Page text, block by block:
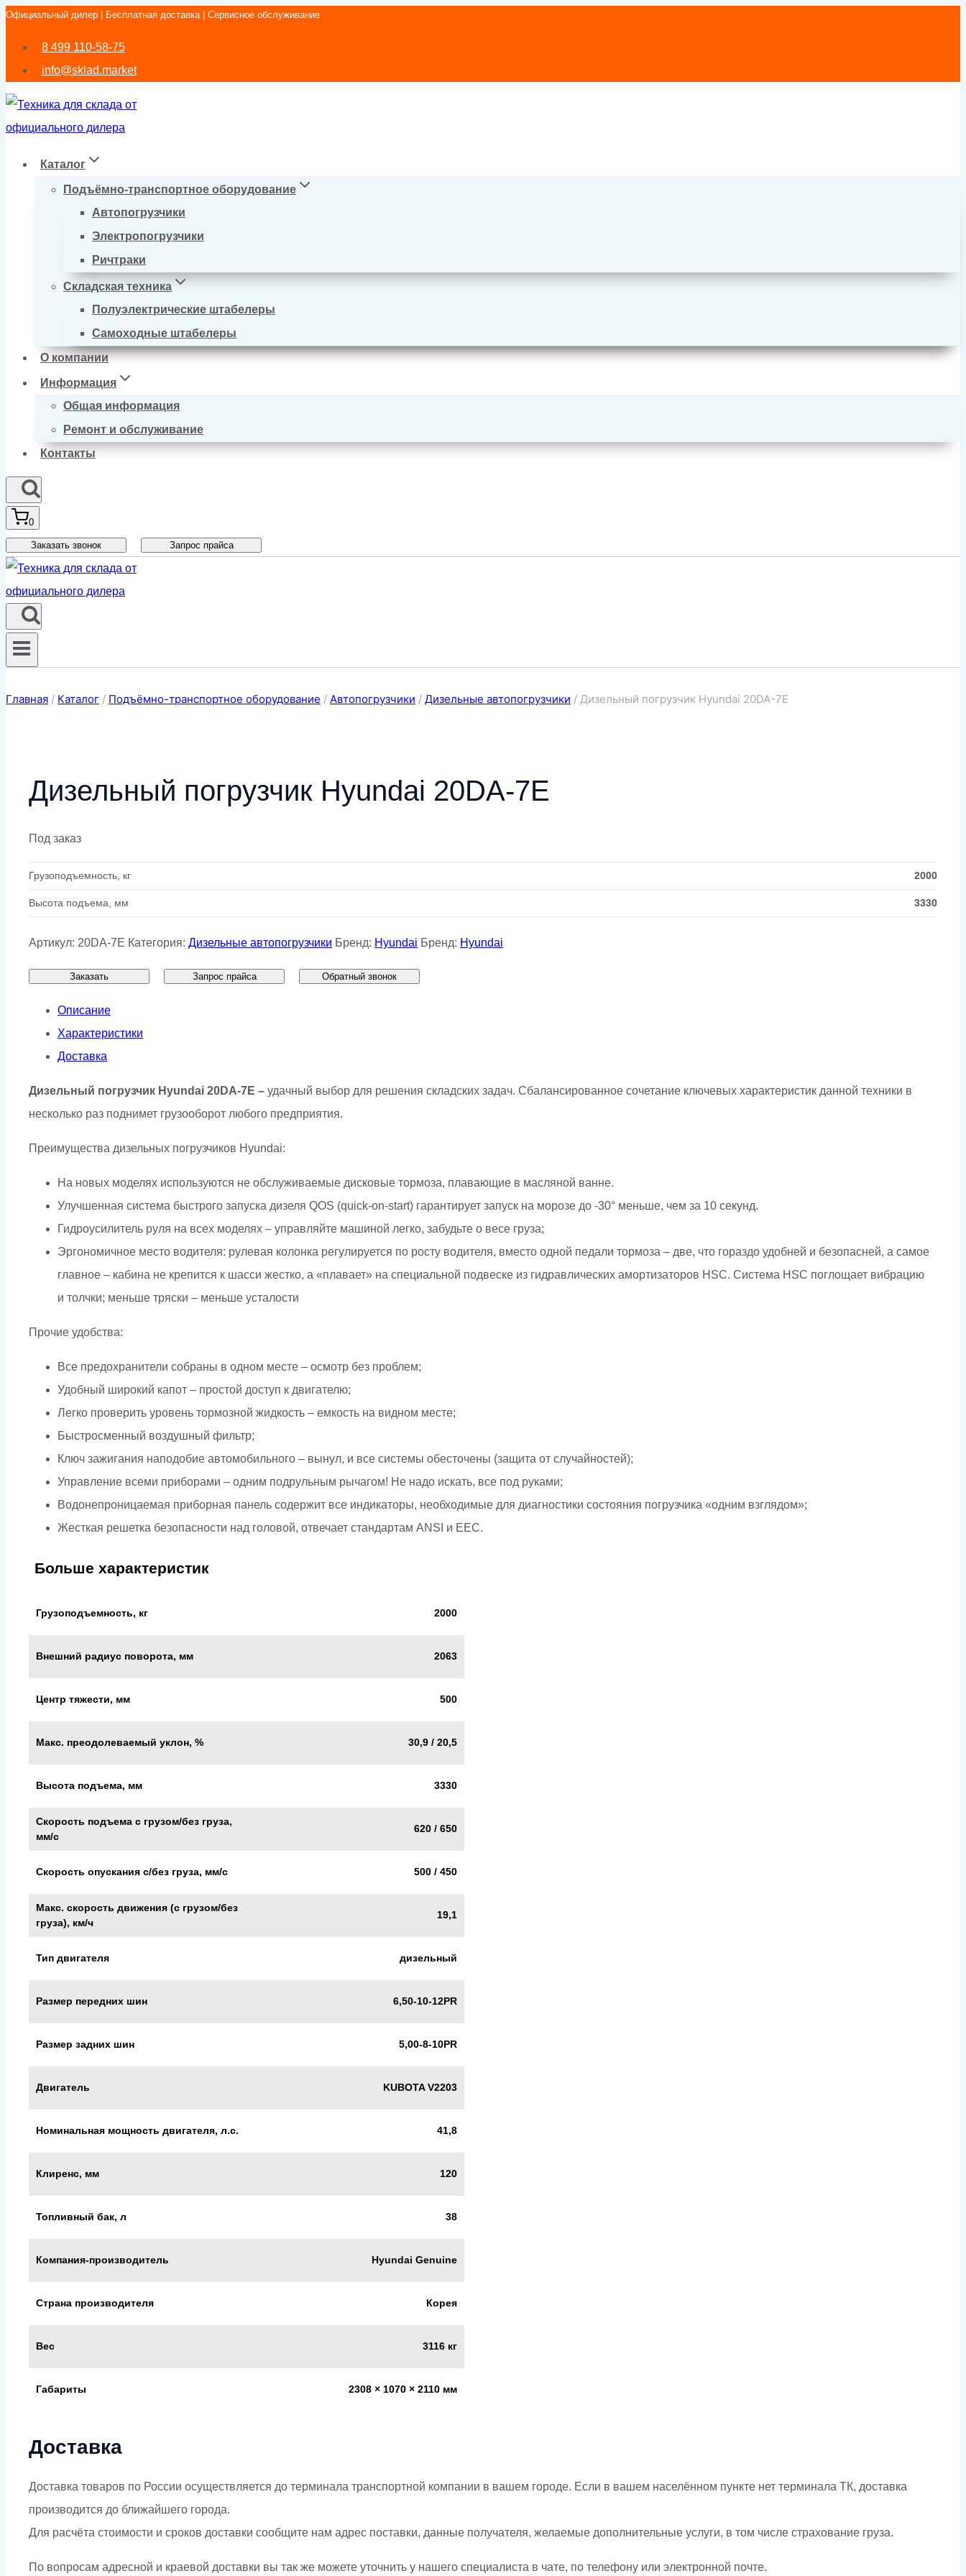
Перейти
Официальный дилер | Бесплатная доставка | Сервисное обслуживание
8 499 110-58-75
info@sklad.market
Каталог
Подъёмно-транспортное оборудование
Автопогрузчики
Электропогрузчики
Ричтраки
Складская техника
Полуэлектрические штабелеры
Самоходные штабелеры
О компании
Информация
Общая информация
Ремонт и обслуживание
Контакты
0
Заказать звонок Запрос прайса
Главная / Каталог / Подъёмно-транспортное оборудование / Автопогрузчики / Дизельные автопогрузчики / Дизельный погрузчик Hyundai 20DA-7E
Дизельный погрузчик Hyundai 20DA-7E
Под заказ
Грузоподъемность, кг 2000
Высота подъема, мм 3330
Артикул: 20DA-7E Категория: Дизельные автопогрузчики Бренд: Hyundai Бренд: Hyundai
Заказать Запрос прайса Обратный звонок
Описание
Характеристики
Доставка
Дизельный погрузчик Hyundai 20DA-7E – удачный выбор для решения складских задач. Сбалансированное сочетание ключевых характеристик данной техники в
несколько раз поднимет грузооборот любого предприятия.
Преимущества дизельных погрузчиков Hyundai:
На новых моделях используются не обслуживаемые дисковые тормоза, плавающие в масляной ванне.
Улучшенная система быстрого запуска дизеля QOS (quick-on-start) гарантирует запуск на морозе до -30° меньше, чем за 10 секунд.
Гидроусилитель руля на всех моделях – управляйте машиной легко, забудьте о весе груза;
Эргономичное место водителя: рулевая колонка регулируется по росту водителя, вместо одной педали тормоза – две, что гораздо удобней и безопасней, а самое
главное – кабина не крепится к шасси жестко, а «плавает» на специальной подвеске из гидравлических амортизаторов HSC. Система HSC поглощает вибрацию
и толчки; меньше тряски – меньше усталости
Прочие удобства:
Все предохранители собраны в одном месте – осмотр без проблем;
Удобный широкий капот – простой доступ к двигателю;
Легко проверить уровень тормозной жидкость – емкость на видном месте;
Быстросменный воздушный фильтр;
Ключ зажигания наподобие автомобильного – вынул, и все системы обесточены (защита от случайностей);
Управление всеми приборами – одним подрульным рычагом! Не надо искать, все под руками;
Водонепроницаемая приборная панель содержит все индикаторы, необходимые для диагностики состояния погрузчика «одним взглядом»;
Жесткая решетка безопасности над головой, отвечает стандартам ANSI и EEC.
Больше характеристик
Грузоподъемность, кг 2000
Внешний радиус поворота, мм 2063
Центр тяжести, мм 500
Макс. преодолеваемый уклон, % 30,9 / 20,5
Высота подъема, мм 3330
Скорость подъема с грузом/без груза,
мм/с
620 / 650
Скорость опускания c/без груза, мм/с 500 / 450
Макс. скорость движения (с грузом/без
груза), км/ч
19,1
Тип двигателя дизельный
Размер передних шин 6,50-10-12PR
Размер задних шин 5,00-8-10PR
Двигатель KUBOTA V2203
Номинальная мощность двигателя, л.с. 41,8
Клиренс, мм 120
Топливный бак, л 38
Компания-производитель Hyundai Genuine
Страна производителя Корея
Вес 3116 кг
Габариты 2308 × 1070 × 2110 мм
Доставка
Доставка товаров по России осуществляется до терминала транспортной компании в вашем городе. Если в вашем населённом пункте нет терминала ТК, доставка
производится до ближайшего города.
Для расчёта стоимости и сроков доставки сообщите нам адрес поставки, данные получателя, желаемые дополнительные услуги, в том числе страхование груза.
По вопросам адресной и краевой доставки вы так же можете уточнить у нашего специалиста в чате, по телефону или электронной почте.